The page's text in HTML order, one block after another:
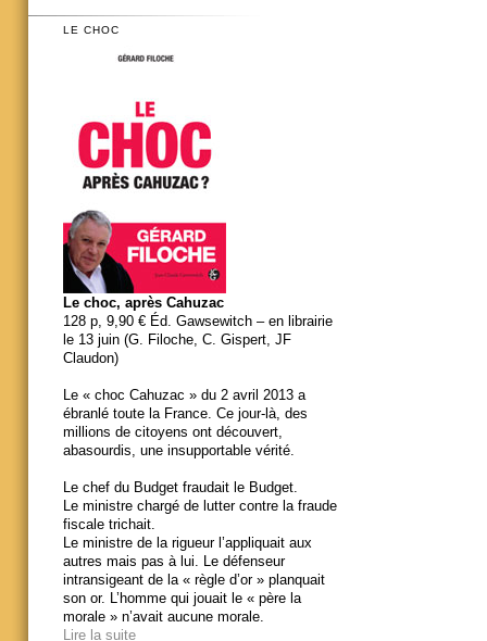
LE CHOC
Le choc, après Cahuzac
128 p, 9,90 € Éd. Gawsewitch – en librairie
le 13 juin (G. Filoche, C. Gispert, JF
Claudon)
Le « choc Cahuzac » du 2 avril 2013 a
ébranlé toute la France. Ce jour-là, des
millions de citoyens ont découvert,
abasourdis, une insupportable vérité.
Le chef du Budget fraudait le Budget.
Le ministre chargé de lutter contre la fraude
fiscale trichait.
Le ministre de la rigueur l’appliquait aux
autres mais pas à lui. Le défenseur
intransigeant de la « règle d’or » planquait
son or. L’homme qui jouait le « père la
morale » n’avait aucune morale.
Lire la suite